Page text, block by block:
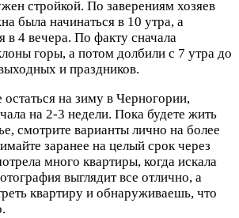
стройкой. По заверениям хозяев
была начинаться в 10 утра, а
в 4 вечера. По факту сначала
горы, а потом долбили с 7 утра до
и праздников.
остаться на зиму в Черногории,
на 2-3 недели. Пока будете жить
смотрите варианты лично на более
заранее на целый срок через
много квартиры, когда искала
выглядит все отлично, а
квартиру и обнаруживаешь, что